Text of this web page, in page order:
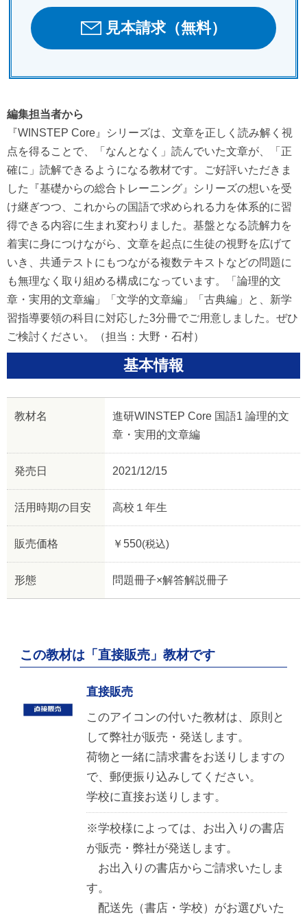
見本請求（無料）
編集担当者から
『WINSTEP Core』シリーズは、文章を正しく読み解く視
点を得ることで、「なんとなく」読んでいた文章が、「正
確に」読解できるようになる教材です。ご好評いただきま
した『基礎からの総合トレーニング』シリーズの想いを受
け継ぎつつ、これからの国語で求められる力を体系的に習
得できる内容に生まれ変わりました。基盤となる読解力を
着実に身につけながら、文章を起点に生徒の視野を広げて
いき、共通テストにもつながる複数テキストなどの問題に
も無理なく取り組める構成になっています。「論理的文
章・実用的文章編」「文学的文章編」「古典編」と、新学
習指導要領の科目に対応した3分冊でご用意しました。ぜひ
ご検討ください。（担当：大野・石村）
基本情報
教材名
進研WINSTEP Core 国語1 論理的文
章・実用的文章編
発売日 2021/12/15
活用時期の目安 高校１年生
販売価格 ￥550(税込)
形態 問題冊子×解答解説冊子
この教材は「直接販売」教材です
直接販売
このアイコンの付いた教材は、原則と
して弊社が販売・発送します。
荷物と一緒に請求書をお送りしますの
で、郵便振り込みしてください。
学校に直接お送りします。
※学校様によっては、お出入りの書店
が販売・弊社が発送します。
お出入りの書店からご請求いたしま
す。
配送先（書店・学校）がお選びいた